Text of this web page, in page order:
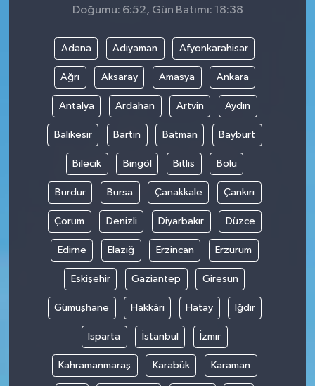
Doğumu: 6:52, Gün Batımı: 18:38
Adana Adıyaman Afyonkarahisar
Ağrı Aksaray Amasya Ankara
Antalya Ardahan Artvin Aydın
Balıkesir Bartın Batman Bayburt
Bilecik Bingöl Bitlis Bolu
Burdur Bursa Çanakkale Çankırı
Çorum Denizli Diyarbakır Düzce
Edirne Elazığ Erzincan Erzurum
Eskişehir Gaziantep Giresun
Gümüşhane Hakkâri Hatay Iğdır
Isparta İstanbul İzmir
Kahramanmaraş Karabük Karaman